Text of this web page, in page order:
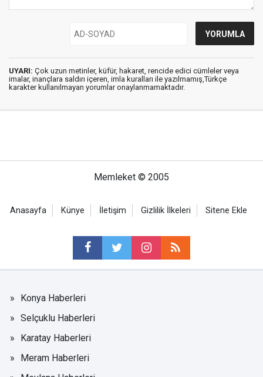
UYARI: Çok uzun metinler, küfür, hakaret, rencide edici cümleler veya
imalar, inançlara saldırı içeren, imla kuralları ile yazılmamış,Türkçe
karakter kullanılmayan yorumlar onaylanmamaktadır.
Memleket © 2005
Anasayfa Künye İletişim Gizlilik İlkeleri Sitene Ekle
Konya Haberleri
Selçuklu Haberleri
Karatay Haberleri
Meram Haberleri